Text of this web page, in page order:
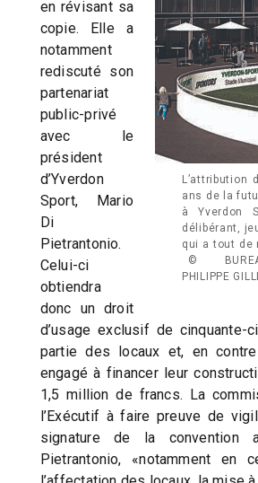
L’attribution
ans de la
à Yverdon
délibérant,
qui a tout de
©
PHILIPPE
en révisant sa
copie. Elle a
notamment
rediscuté son
partenariat
public-privé
avec le
président
d’Yverdon
Sport, Mario
Di
Pietrantonio.
Celui-ci
obtiendra
donc un droit
d’usage exclusif de cinquante-
partie des locaux et, en
engagé à financer leur
1,5 million de francs. La
l’Exécutif à faire preuve de
signature de la convention
Pietrantonio, «notamment en